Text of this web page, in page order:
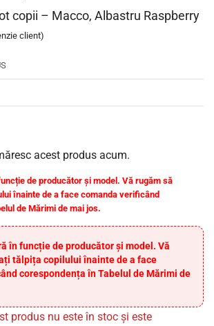
copii – Macco, Albastru Raspberry
client)
acest produs acum.
de producător și model. Vă rugăm să
înainte de a face comanda verificând
de Mărimi de mai jos.
în funcție de producător și model. Vă
tălpița copilului înainte de a face
corespondența în Tabelul de Mărimi de
produs nu este în stoc și este